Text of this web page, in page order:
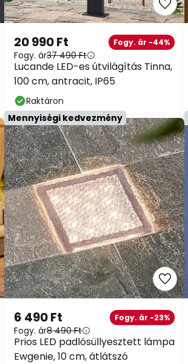
Lucande LED-es útvilágítás Tinna,
100 cm, antracit, IP65
20 990 Ft Fogy. ár -44%
Fogy. ár37 490 Ft
Raktáron
Mennyiségi kedvezmény
Prios LED padlósüllyesztett lámpa
Ewgenie, 10 cm, átlátszó
6 490 Ft Fogy. ár -23%
Fogy. ár8 490 Ft